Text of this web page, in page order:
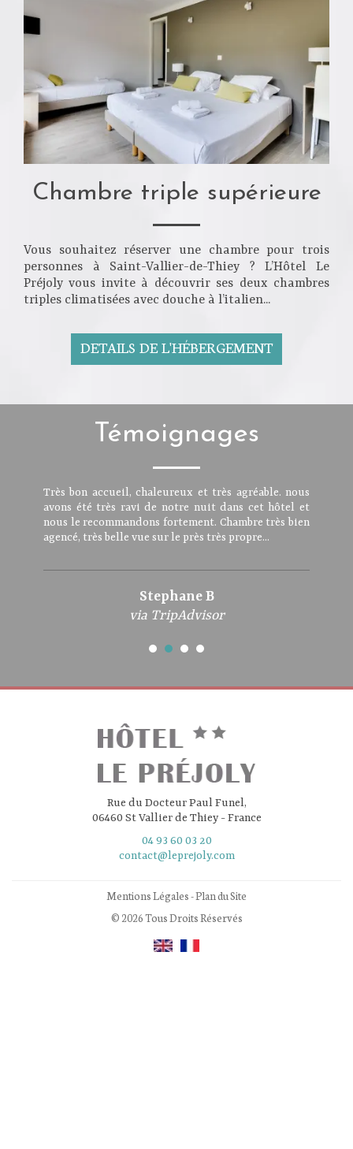
Chambre triple supérieure
Vous souhaitez réserver une chambre pour trois
personnes à Saint-Vallier-de-Thiey ? L’Hôtel Le
Préjoly vous invite à découvrir ses deux chambres
triples climatisées avec douche à l’italien...
DETAILS DE L'HÉBERGEMENT
Témoignages
Très bon accueil, chaleureux et très agréable. nous
avons été très ravi de notre nuit dans cet hôtel et
nous le recommandons fortement. Chambre très bien
agencé, très belle vue sur le près très propre...
Stephane B
via TripAdvisor
Rue du Docteur Paul Funel,
06460 St Vallier de Thiey - France
04 93 60 03 20
contact@leprejoly.com
Mentions Légales-Plan du Site
© 2026 Tous Droits Réservés